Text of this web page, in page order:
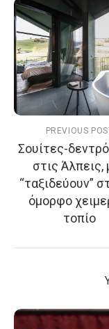
PREVIOUS
Σουίτες-
στις Άλπεις,
“ταξιδεύουν”
όμορφο
τοπίο